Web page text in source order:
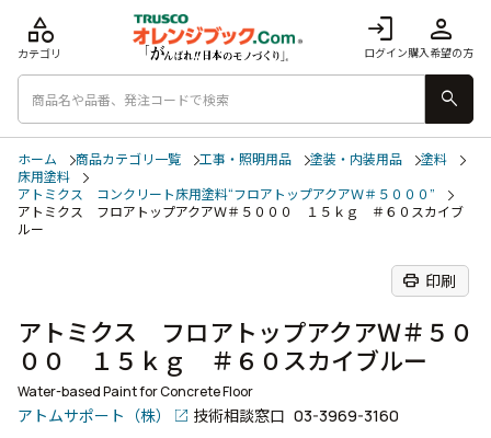
login
ログイン
person
購入希望の方
category
カテゴリ
search
ホーム 商品カテゴリ一覧 工事・照明用品 塗装・内装用品
塗料
床用塗料
アトミクス コンクリート床用塗料“フロアトップアクアＷ＃５０００”
アトミクス フロアトップアクアＷ＃５０００ １５ｋｇ ＃６０スカイブ
ルー
print 印刷
アトミクス フロアトップアクアＷ＃５０
００ １５ｋｇ ＃６０スカイブルー
Water-based Paint for Concrete Floor
アトムサポート（株） 技術相談窓口 03-3969-3160